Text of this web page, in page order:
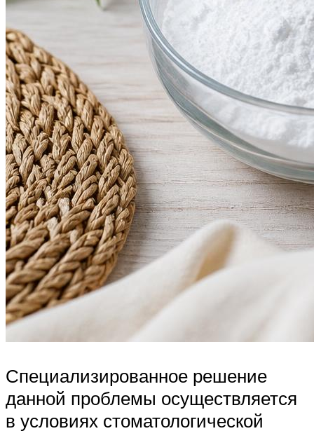
Специализированное решение
данной проблемы осуществляется
в условиях стоматологической